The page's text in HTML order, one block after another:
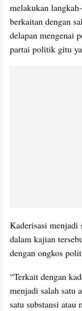
melakukan
berkaitan dengan
delapan mengenai
partai politik gitu
Kaderisasi menjadi
dalam kajian
dengan ongkos
“Terkait dengan
menjadi salah satu
satu substansi